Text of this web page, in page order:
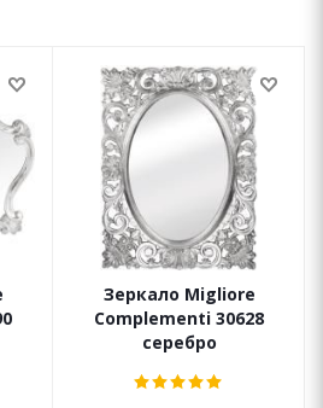
Зеркало Migliore
Complementi 30628
серебро